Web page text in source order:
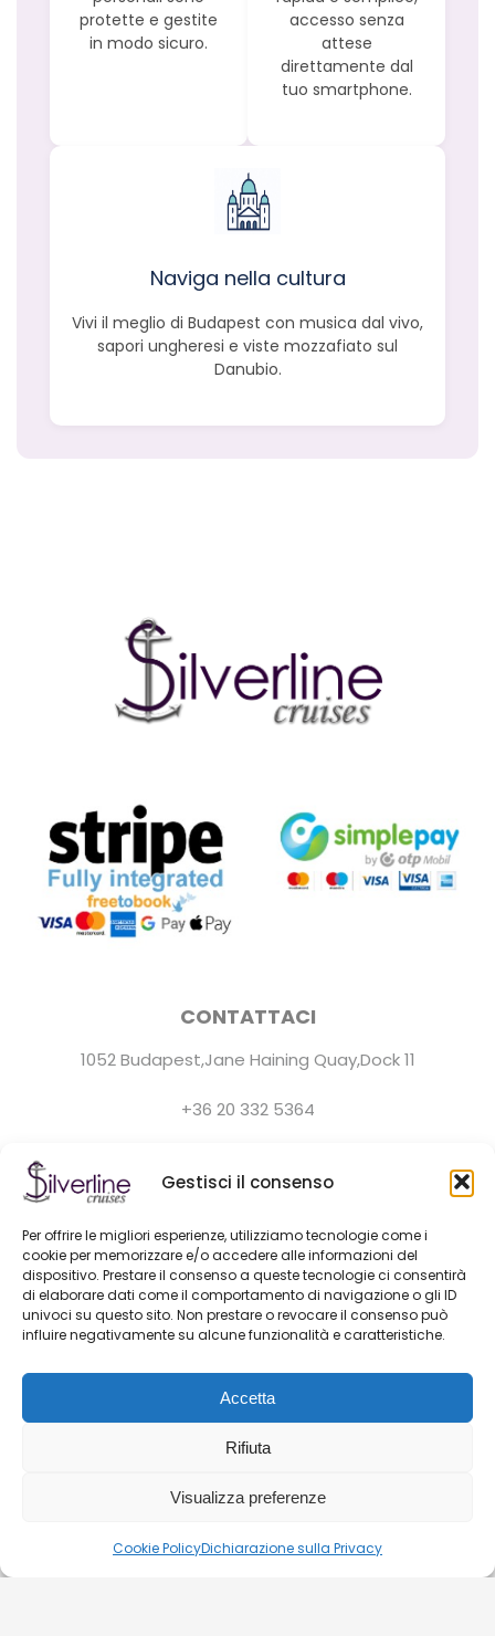
Gestisci il consenso
Per offrire le migliori esperienze, utilizziamo tecnologie come i
cookie per memorizzare e/o accedere alle informazioni del
dispositivo. Prestare il consenso a queste tecnologie ci consentirà
di elaborare dati come il comportamento di navigazione o gli ID
univoci su questo sito. Non prestare o revocare il consenso può
influire negativamente su alcune funzionalità e caratteristiche.
Accetta
Rifiuta
Visualizza preferenze
Cookie PolicyDichiarazione sulla Privacy
protette e gestite
in modo sicuro.
accesso senza
attese
direttamente dal
tuo smartphone.
Naviga nella cultura
Vivi il meglio di Budapest con musica dal vivo,
sapori ungheresi e viste mozzafiato sul
Danubio.
CONTATTACI
1052 Budapest,Jane Haining Quay,Dock 11
+36 20 332 5364
Il servizio clienti è disponibile tutti i giorni dalle 9:0 alle
22:00.
hello@silver-line.hu
Noleggio barca privata
GENERAL CONTRACT TERMS EFFECTIVE FROM 11.03.2025
BLOG
CONTATTO